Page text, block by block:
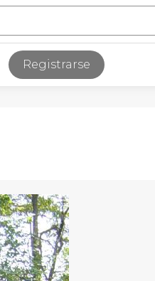
Registrarse